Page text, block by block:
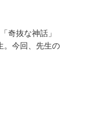
奇抜な神話」
。今回、先生の